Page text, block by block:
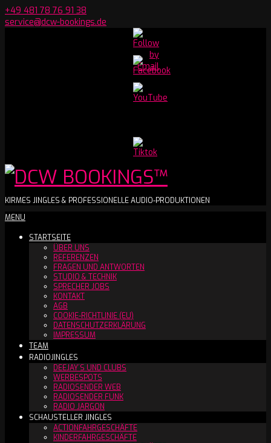
Skip
to
+49 481 78 76 91 38
service@dcw-bookings.de
Youtube
Channel
DCW
BOOKINGS™
KIRMES JINGLES & PROFESSIONELLE AUDIO-PRODUKTIONEN
Secondary
Menu
MENU
STARTSEITE
ÜBER UNS
REFERENZEN
FRAGEN UND ANTWORTEN
STUDIO & TECHNIK
SPRECHER JOBS
KONTAKT
AGB
COOKIE-RICHTLINIE (EU)
DATENSCHUTZERKLÄRUNG
IMPRESSUM
TEAM
RADIOJINGLES
DEEJAY´S UND CLUBS
WERBESPOTS
RADIOSENDER WEB
RADIOSENDER FUNK
RADIO JARGON
SCHAUSTELLER JINGLES
ACTIONFAHRGESCHÄFTE
KINDERFAHRGESCHÄFTE